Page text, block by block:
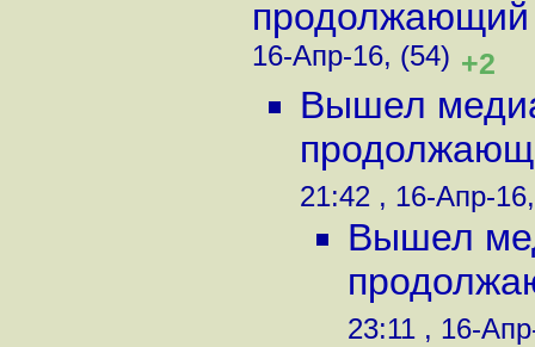
продолжающий
16-Апр-16, (54) +2
Вышел
21:42 , 16-Апр-
Вышел
23:11 , 16-